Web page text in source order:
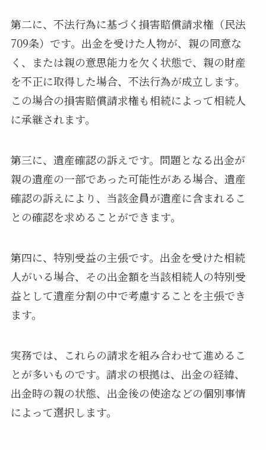
第二に、不法行為に基づく損害賠償請求権（民法
709条）です。出金を受けた人物が、親の同意な
く、または親の意思能力を欠く状態で、親の財産
を不正に取得した場合、不法行為が成立します。
この場合の損害賠償請求権も相続によって相続人
に承継されます。
第三に、遺産確認の訴えです。問題となる出金が
親の遺産の一部であった可能性がある場合、遺産
確認の訴えにより、当該金員が遺産に含まれるこ
との確認を求めることができます。
第四に、特別受益の主張です。出金を受けた相続
人がいる場合、その出金額を当該相続人の特別受
益として遺産分割の中で考慮することを主張でき
ます。
実務では、これらの請求を組み合わせて進めるこ
とが多いものです。請求の根拠は、出金の経緯、
出金時の親の状態、出金後の使途などの個別事情
によって選択します。